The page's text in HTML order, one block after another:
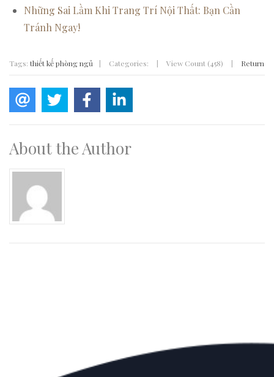
Những Sai Lầm Khi Trang Trí Nội Thất: Bạn Cần
Tránh Ngay!
Tags: thiết kế phòng ngủ | Categories: | View Count (458) | Return
About the Author